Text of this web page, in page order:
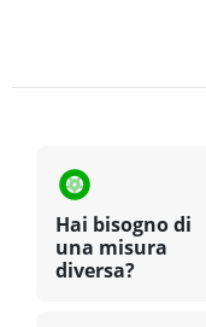
Hai bisogno di
una misura
diversa?